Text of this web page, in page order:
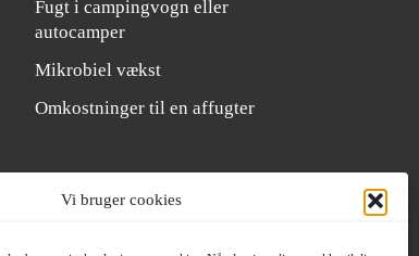
Vi bruger cookies
Fugt i campingvogn eller
autocamper
Mikrobiel vækst
Omkostninger til en affugter